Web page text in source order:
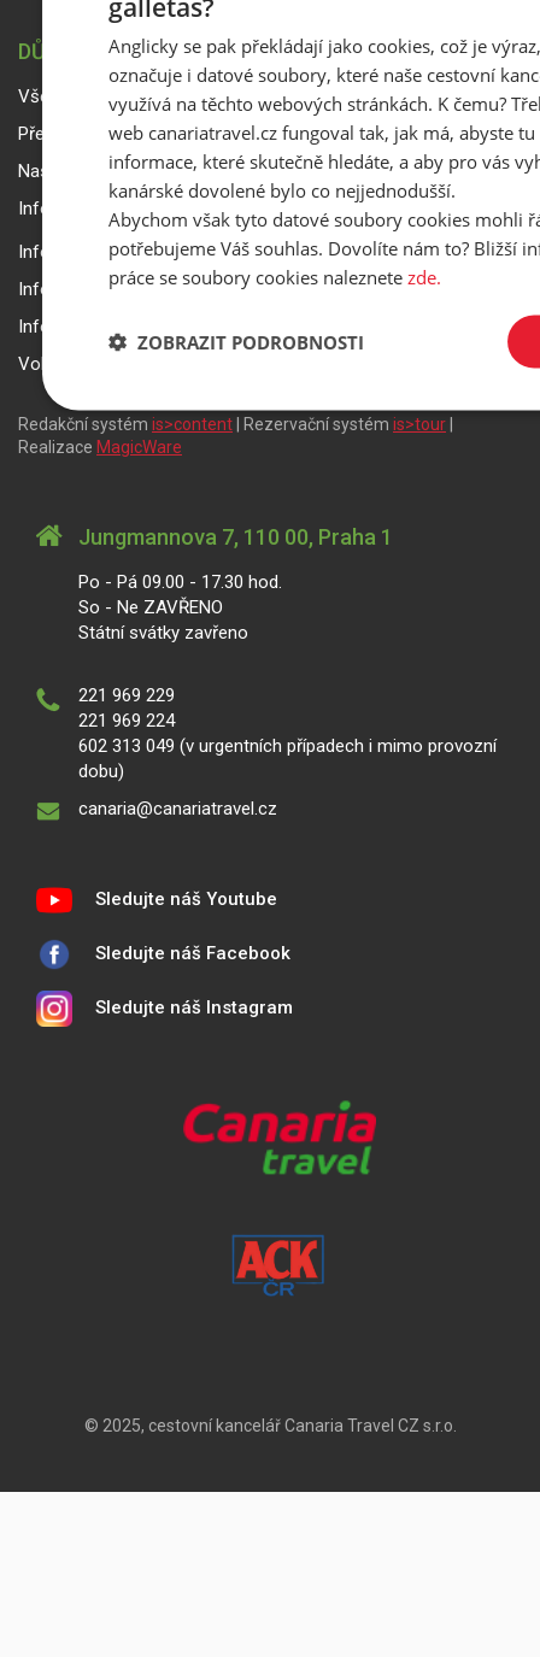
DŮLEŽITÉ INFORMACE
Všeobecné smluvní podmínky a reklamační řád
Přepravní podmínky Smartwings
Nastavení a ochrana soukromí
Informace k rezervaci zájezdu
Informace k pojištění
Informace k letecké přepravě
Informace k ubytování a pobytu
Volitelné doplňkové služby
Redakční systém is>content | Rezervační systém is>tour
Realizace MagicWare
Jungmannova 7, 110 00, Praha 1
Po - Pá 09.00 - 17.30 hod.
So - Ne ZAVŘENO
Státní svátky zavřeno
221 969 229
221 969 224
602 313 049 (v urgentních případech i mimo provozní
dobu)
canaria@canariatravel.cz
Sledujte náš Youtube
Sledujte náš Facebook
Sledujte náš Instagram
© 2025, cestovní kancelář Canaria Travel CZ s.r.o.
Anglicky se pak překládají jako cookies, což je
označuje i datové soubory, které naše cestovní
využívá na těchto webových stránkách. K čemu?
web canariatravel.cz fungoval tak, jak má, abyste
informace, které skutečně hledáte, a aby pro vás
kanárské dovolené bylo co nejjednodušší.
Abychom však tyto datové soubory cookies mohli
potřebujeme Váš souhlas. Dovolíte nám to? Bližší
práce se soubory cookies naleznete zde.
ZOBRAZIT PODROBNOSTI